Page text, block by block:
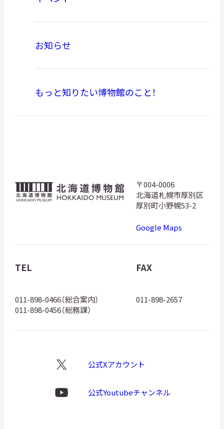
お知らせ
もっと知りたい博物館のこと！
北
海
物
館
ゴ
〒004-0006
北海道札幌市厚別区
厚別町小野幌53-2
Google Maps
TEL
011-898-0466（総合案内）
011-898-0456（総務課）
FAX
011-898-2657
X
ゴ
公式Xアカウント
Youtube
公式Youtubeチャンネル